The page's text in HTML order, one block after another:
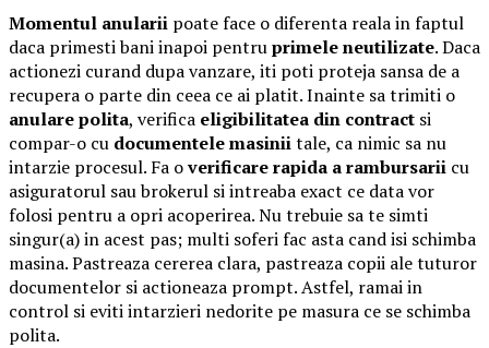
Momentul anularii poate face o diferenta reala in faptul
daca primesti bani inapoi pentruprimele neutilizate. Daca
actionezi curand dupa vanzare, iti poti proteja sansa de a
recupera o parte din ceea ce ai platit. Inainte sa trimiti o
anulare polita, verifica eligibilitatea din contract si
compar-o cu documentele masiniitale, ca nimic sa nu
intarzie procesul. Fa overificare rapida a rambursarii cu
asiguratorul sau brokerul si intreaba exact ce data vor
folosi pentru a opri acoperirea. Nu trebuie sa te simti
singur(a) in acest pas; multi soferi fac asta cand isi schimba
masina. Pastreaza cererea clara, pastreaza copii ale tuturor
documentelor si actioneaza prompt. Astfel, ramai in
control si eviti intarzieri nedorite pe masura ce se schimba
polita.